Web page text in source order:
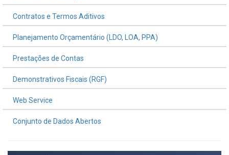
Contratos e Termos Aditivos
Planejamento Orçamentário (LDO, LOA, PPA)
Prestações de Contas
Demonstrativos Fiscais (RGF)
Web Service
Conjunto de Dados Abertos